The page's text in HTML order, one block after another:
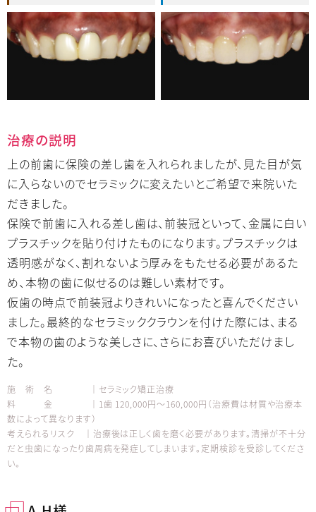
治療の説明
上の前歯に保険の差し歯を入れられましたが、見た目が気
に入らないのでセラミックに変えたいとご希望で来院いた
だきました。
保険で前歯に入れる差し歯は、前装冠といって、金属に白い
プラスチックを貼り付けたものになります。プラスチックは
透明感がなく、割れないよう厚みをもたせる必要があるた
め、本物の歯に似せるのは難しい素材です。
仮歯の時点で前装冠よりきれいになったと喜んでください
ました。最終的なセラミッククラウンを付けた際には、まる
で本物の歯のような美しさに、さらにお喜びいただけまし
た。
施 術 名 │セラミック矯正治療
料 金 │1歯 120,000円～160,000円（治療費は材質や治療本
数によって異なります）
考えられるリスク │治療後は正しく歯を磨く必要があります。清掃が不十分
だと虫歯になったり歯周病を発症してしまいます。定期検診を受診してくださ
い。